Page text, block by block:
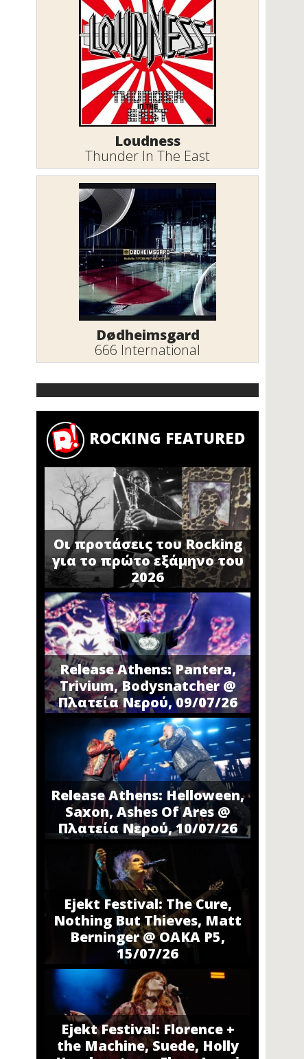
Loudness
Thunder In The East
Dødheimsgard
666 International
ROCKING FEATURED
Οι προτάσεις του Rocking
για το πρώτο εξάμηνο του
2026
Release Athens: Pantera,
Trivium, Bodysnatcher @
Πλατεία Νερού, 09/07/26
Release Athens: Helloween,
Saxon, Ashes Of Ares @
Πλατεία Νερού, 10/07/26
Ejekt Festival: The Cure,
Nothing But Thieves, Matt
Berninger @ ΟΑΚΑ P5,
15/07/26
Ejekt Festival: Florence +
the Machine, Suede, Holly